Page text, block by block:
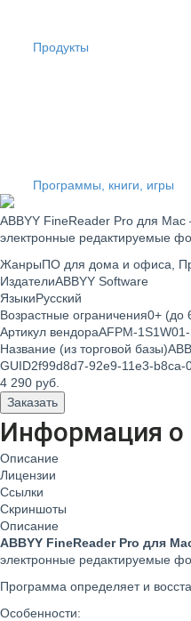
Продукты
Программы, книги, игры
ABBYY FineReader Pro для Mac
электронные редактируемые
ЖанрыПО для дома и офиса,
ИздателиABBYY Software
ЯзыкиРусский
Возрастные ограничения0+ (до
Артикул вендораAFPM-
Название (из торговой базы)
GUID2f99d8d7-92e9-11e3-b8ca-
4 290 руб.
Заказать
Информация о
Описание
Лицензии
Ссылки
Скриншоты
Описание
ABBYY FineReader Pro для
электронные редактируемые
Программа определяет и
Особенности: